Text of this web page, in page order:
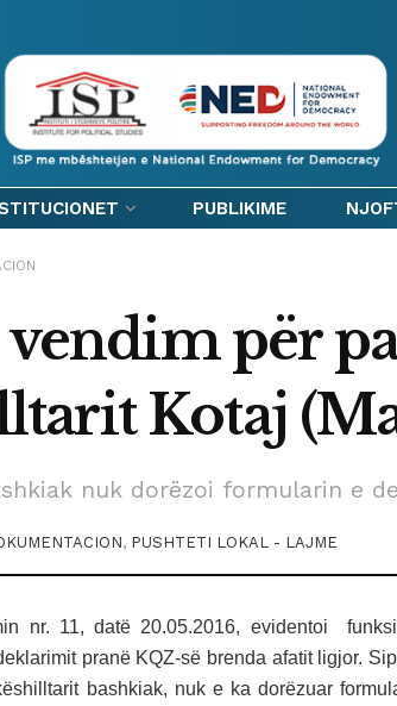
PUBLIKIME
për
Kotaj
nuk dorëzoi formularin e
, PUSHTETI LOKAL - LAJME
nr. 11, datë 20.05.2016, evidentoi
pranë KQZ-së brenda afatit ligjor.
bashkiak, nuk e ka dorëzuar